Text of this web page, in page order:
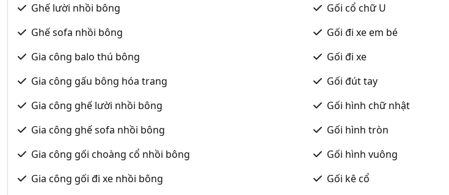
Ghế lười nhồi bông
Ghế sofa nhồi bông
Gia công balo thú bông
Gia công gấu bông hóa trang
Gia công ghế lười nhồi bông
Gia công ghế sofa nhồi bông
Gia công gối choàng cổ nhồi bông
Gia công gối đi xe nhồi bông
Gối cổ chữ U
Gối đi xe em bé
Gối đi xe
Gối đút tay
Gối hình chữ nhật
Gối hình tròn
Gối hình vuông
Gối kê cổ